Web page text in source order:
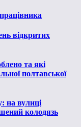
відкритих
та які
полтавської
на вулиці
колодязь